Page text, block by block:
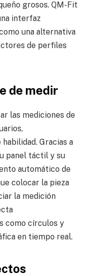
grosos. QM-Fit
interfaz
una alternativa
de perfiles
de medir
las mediciones de
Gracias a
panel táctil y su
automático de
colocar la pieza
la medición
como círculos y
en tiempo real.